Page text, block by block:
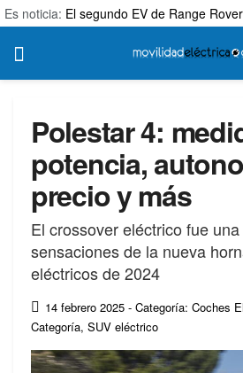
Es noticia: El segundo EV de Range Rover
Polestar 4:
potencia,
precio y más
El crossover eléctrico fue
sensaciones de la nueva
eléctricos de 2024
14 febrero 2025 - Categoría: Coches
Categoría, SUV eléctrico